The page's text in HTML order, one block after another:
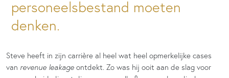
personeelsbestand moeten
denken.
Steve heeft in zijn carrière al heel wat heel opmerkelijke cases
van revenue leakage ontdekt. Zo was hij ooit aan de slag voor